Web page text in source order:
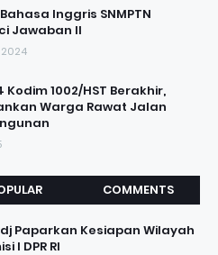
Inggris SNMPTN
Jawaban II
2024
Kodim 1002/HST Berakhir,
Warga Rawat Jalan
COMMENTS
Paparkan Kesiapan Wilayah
I DPR RI